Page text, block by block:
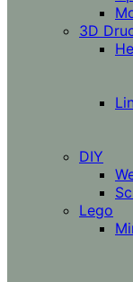
3D
DIY
Lego